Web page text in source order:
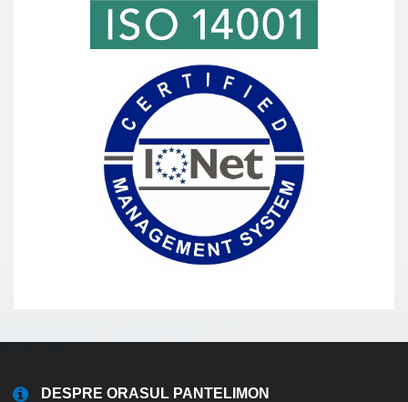
DESPRE ORASUL PANTELIMON